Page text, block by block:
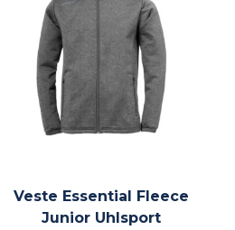
Veste Essential Fleece
Junior Uhlsport